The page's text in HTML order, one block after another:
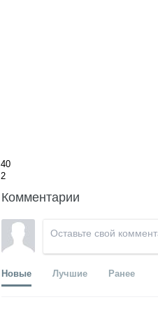
40
2
Комментарии
Новые Лучшие Ранее